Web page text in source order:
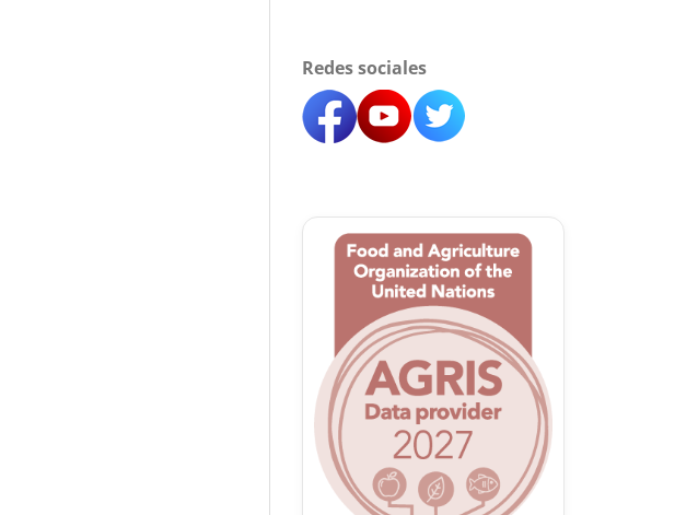
Redes sociales